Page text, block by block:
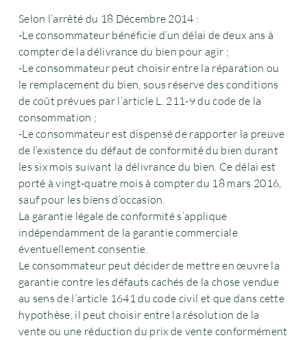
Selon l’arrêté du 18 Décembre 2014 :
-Le consommateur bénéficie d’un délai de deux ans à
compter de la délivrance du bien pour agir ;
-Le consommateur peut choisir entre la réparation ou
le remplacement du bien, sous réserve des conditions
de coût prévues par l’article L. 211-9 du code de la
consommation ;
-Le consommateur est dispensé de rapporter la preuve
de l’existence du défaut de conformité du bien durant
les six mois suivant la délivrance du bien. Ce délai est
porté à vingt-quatre mois à compter du 18 mars 2016,
sauf pour les biens d’occasion.
La garantie légale de conformité s’applique
indépendamment de la garantie commerciale
éventuellement consentie.
Le consommateur peut décider de mettre en œuvre la
garantie contre les défauts cachés de la chose vendue
au sens de l’article 1641 du code civil et que dans cette
hypothèse, il peut choisir entre la résolution de la
vente ou une réduction du prix de vente conformément